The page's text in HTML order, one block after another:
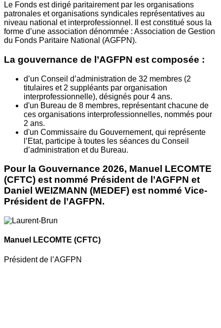
Le Fonds est dirigé paritairement par les organisations
patronales et organisations syndicales représentatives au
niveau national et interprofessionnel. Il est constitué sous la
forme d’une association dénommée : Association de Gestion
du Fonds Paritaire National (AGFPN).
La gouvernance de l’AGFPN est composée :
d’un Conseil d’administration de 32 membres (2
titulaires et 2 suppléants par organisation
interprofessionnelle), désignés pour 4 ans.
d'un Bureau de 8 membres, représentant chacune de
ces organisations interprofessionnelles, nommés pour
2 ans.
d'un Commissaire du Gouvernement, qui représente
l’Etat, participe à toutes les séances du Conseil
d’administration et du Bureau.
Pour la Gouvernance 2026, Manuel LECOMTE
(CFTC) est nommé Président de l’AGFPN et
Daniel WEIZMANN (MEDEF) est nommé Vice-
Président de l’AGFPN.
Manuel LECOMTE (CFTC)
Président de l’AGFPN